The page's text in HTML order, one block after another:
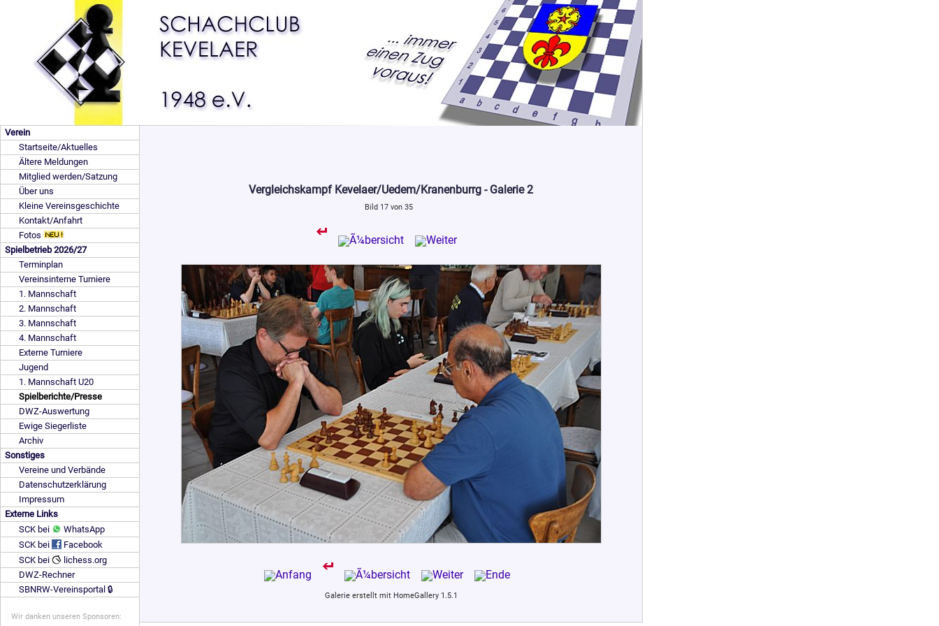
Verein
Startseite/Aktuelles
Ältere Meldungen
Mitglied werden/Satzung
Über uns
Kleine Vereinsgeschichte
Kontakt/Anfahrt
Fotos
Spielbetrieb 2026/27
Terminplan
Vereinsinterne Turniere
1. Mannschaft
2. Mannschaft
3. Mannschaft
4. Mannschaft
Externe Turniere
Jugend
1. Mannschaft U20
Spielberichte/Presse
DWZ-Auswertung
Ewige Siegerliste
Archiv
Sonstiges
Vereine und Verbände
Datenschutzerklärung
Impressum
Externe Links
SCK bei
WhatsApp
SCK bei
Facebook
SCK bei
lichess.org
DWZ-Rechner
SBNRW-Vereinsportal 🔒
Wir danken unseren Sponsoren:
Vergleichskampf Kevelaer/Uedem/Kranenburrg - Galerie 2
Bild 17 von 35
Galerie erstellt mit HomeGallery 1.5.1